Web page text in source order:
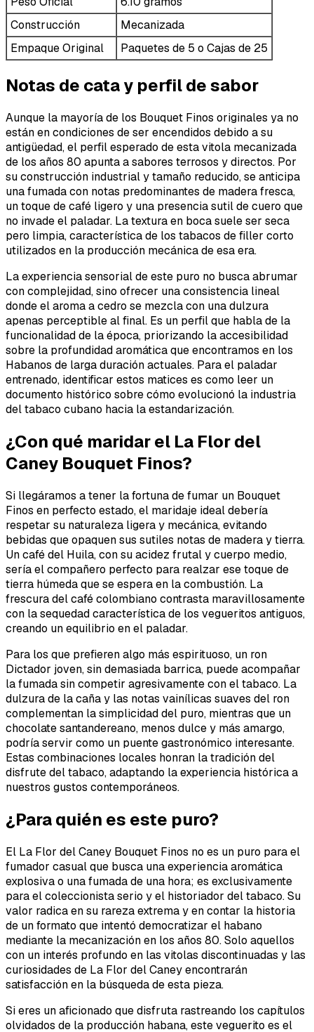
Construcción
Mecanizada
Empaque Original
Paquetes de 5 o Cajas de 25
Notas de cata y perfil de sabor
Aunque la mayoría de los Bouquet Finos originales ya no
están en condiciones de ser encendidos debido a su
antigüedad, el perfil esperado de esta vitola mecanizada
de los años 80 apunta a sabores terrosos y directos. Por
su construcción industrial y tamaño reducido, se anticipa
una fumada con notas predominantes de madera fresca,
un toque de café ligero y una presencia sutil de cuero que
no invade el paladar. La textura en boca suele ser seca
pero limpia, característica de los tabacos de filler corto
utilizados en la producción mecánica de esa era.
La experiencia sensorial de este puro no busca abrumar
con complejidad, sino ofrecer una consistencia lineal
donde el aroma a cedro se mezcla con una dulzura
apenas perceptible al final. Es un perfil que habla de la
funcionalidad de la época, priorizando la accesibilidad
sobre la profundidad aromática que encontramos en los
Habanos de larga duración actuales. Para el paladar
entrenado, identificar estos matices es como leer un
documento histórico sobre cómo evolucionó la industria
del tabaco cubano hacia la estandarización.
¿Con qué maridar el La Flor del
Caney Bouquet Finos?
Si llegáramos a tener la fortuna de fumar un Bouquet
Finos en perfecto estado, el maridaje ideal debería
respetar su naturaleza ligera y mecánica, evitando
bebidas que opaquen sus sutiles notas de madera y tierra.
Un café del Huila, con su acidez frutal y cuerpo medio,
sería el compañero perfecto para realzar ese toque de
tierra húmeda que se espera en la combustión. La
frescura del café colombiano contrasta maravillosamente
con la sequedad característica de los vegueritos antiguos,
creando un equilibrio en el paladar.
Para los que prefieren algo más espirituoso, un ron
Dictador joven, sin demasiada barrica, puede acompañar
la fumada sin competir agresivamente con el tabaco. La
dulzura de la caña y las notas vainílicas suaves del ron
complementan la simplicidad del puro, mientras que un
chocolate santandereano, menos dulce y más amargo,
podría servir como un puente gastronómico interesante.
Estas combinaciones locales honran la tradición del
disfrute del tabaco, adaptando la experiencia histórica a
nuestros gustos contemporáneos.
¿Para quién es este puro?
El La Flor del Caney Bouquet Finos no es un puro para el
fumador casual que busca una experiencia aromática
explosiva o una fumada de una hora; es exclusivamente
para el coleccionista serio y el historiador del tabaco. Su
valor radica en su rareza extrema y en contar la historia
de un formato que intentó democratizar el habano
mediante la mecanización en los años 80. Solo aquellos
con un interés profundo en las vitolas discontinuadas y las
curiosidades de La Flor del Caney encontrarán
satisfacción en la búsqueda de esta pieza.
Si eres un aficionado que disfruta rastreando los capítulos
olvidados de la producción habana, este veguerito es el